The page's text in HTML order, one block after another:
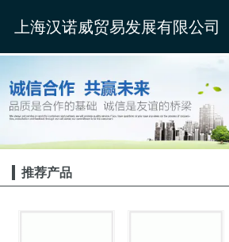
上海汉诺威贸易发展有限公司
推荐产品